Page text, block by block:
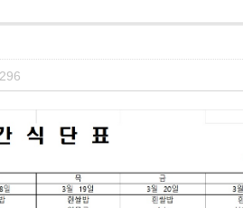
296